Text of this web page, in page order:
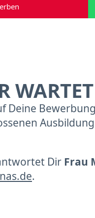
WARTET
Deine
Dir Frau
.